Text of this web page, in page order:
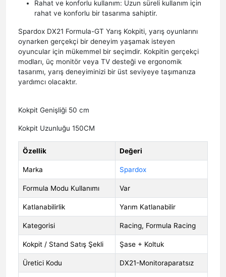
Rahat ve konforlu kullanım: Uzun süreli kullanım için
rahat ve konforlu bir tasarıma sahiptir.
Spardox DX21 Formula-GT Yarış Kokpiti, yarış oyunlarını
oynarken gerçekçi bir deneyim yaşamak isteyen
oyuncular için mükemmel bir seçimdir. Kokpitin gerçekçi
modları, üç monitör veya TV desteği ve ergonomik
tasarımı, yarış deneyiminizi bir üst seviyeye taşımanıza
yardımcı olacaktır.
Kokpit Genişliği 50 cm
Kokpit Uzunluğu 150CM
Özellik Değeri
Marka Spardox
Formula Modu Kullanımı Var
Katlanabilirlik Yarım Katlanabilir
Kategorisi Racing, Formula Racing
Kokpit / Stand Satış Şekli Şase + Koltuk
Üretici Kodu DX21-Monitoraparatsız